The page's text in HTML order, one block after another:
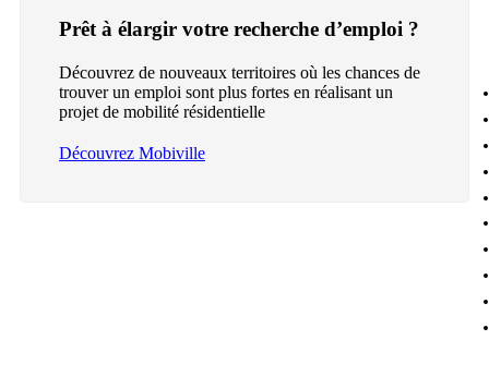
Prêt à élargir votre recherche d’emploi ?
Découvrez de nouveaux territoires où les chances de
trouver un emploi sont plus fortes en réalisant un
projet de mobilité résidentielle
Découvrez Mobiville